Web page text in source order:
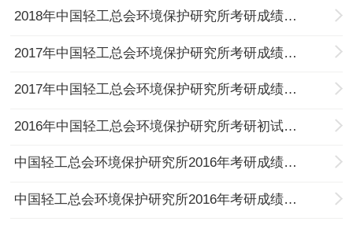
2018年中国轻工总会环境保护研究所考研成绩查询时间
2017年中国轻工总会环境保护研究所考研成绩查询入口
2017年中国轻工总会环境保护研究所考研成绩查询时间
2016年中国轻工总会环境保护研究所考研初试成绩查询入口及历年分数线
中国轻工总会环境保护研究所2016年考研成绩查询入口
中国轻工总会环境保护研究所2016年考研成绩查询时间